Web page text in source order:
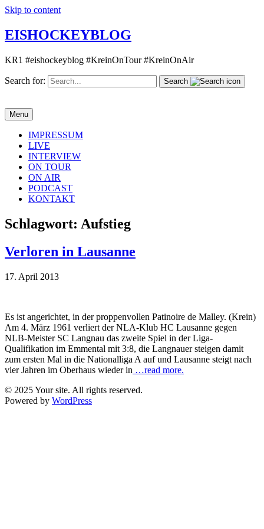
Skip to content
EISHOCKEYBLOG
KR1 #eishockeyblog #KreinOnTour #KreinOnAir
Search for: Search
Menu
IMPRESSUM
LIVE
INTERVIEW
ON TOUR
ON AIR
PODCAST
KONTAKT
Schlagwort: Aufstieg
Verloren in Lausanne
17. April 2013
Es ist angerichtet, in der proppenvollen Patinoire de Malley. (Krein)
Am 4. März 1961 verliert der NLA-Klub HC Lausanne gegen
NLB-Meister SC Langnau das zweite Spiel in der Liga-
Qualifikation im Emmental mit 3:8, die Langnauer steigen damit
zum ersten Mal in die Nationalliga A auf und Lausanne steigt nach
vier Jahren im Oberhaus wieder in …read more.
© 2025 Your site. All rights reserved.
Powered by WordPress